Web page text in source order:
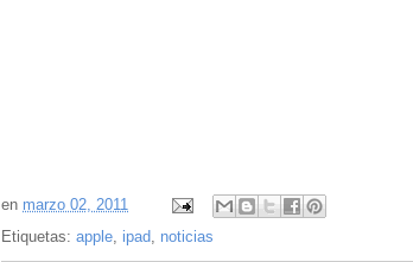
en marzo 02, 2011
Etiquetas: apple, ipad, noticias